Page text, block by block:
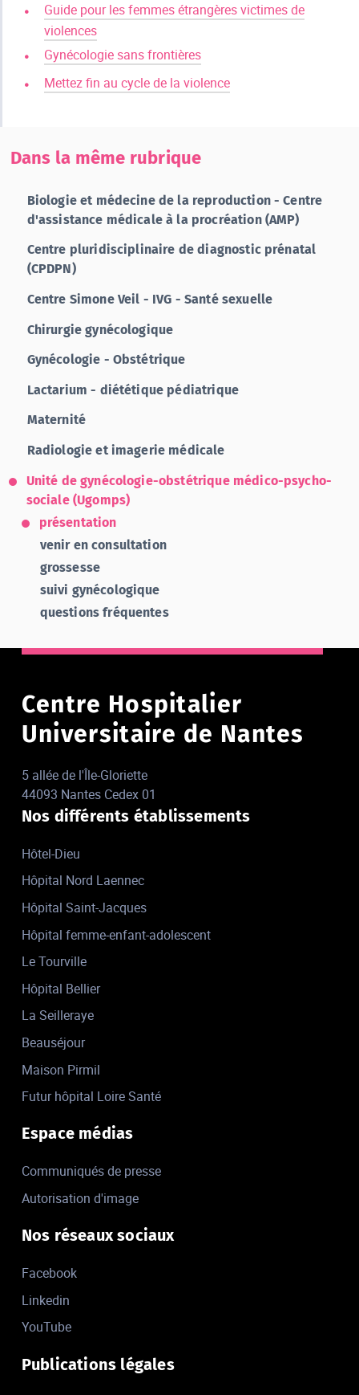
Guide pour les femmes étrangères victimes de
violences
Gynécologie sans frontières
Mettez fin au cycle de la violence
Dans la même rubrique
Biologie et médecine de la reproduction - Centre
d'assistance médicale à la procréation (AMP)
Centre pluridisciplinaire de diagnostic prénatal
(CPDPN)
Centre Simone Veil - IVG - Santé sexuelle
Chirurgie gynécologique
Gynécologie - Obstétrique
Lactarium - diététique pédiatrique
Maternité
Radiologie et imagerie médicale
Unité de gynécologie-obstétrique médico-psycho-
sociale (Ugomps)
présentation
venir en consultation
grossesse
suivi gynécologique
questions fréquentes
Centre Hospitalier
Universitaire de Nantes
5 allée de l'Île-Gloriette
44093 Nantes Cedex 01
Nos différents établissements
Hôtel-Dieu
Hôpital Nord Laennec
Hôpital Saint-Jacques
Hôpital femme-enfant-adolescent
Le Tourville
Hôpital Bellier
La Seilleraye
Beauséjour
Maison Pirmil
Futur hôpital Loire Santé
Espace médias
Communiqués de presse
Autorisation d'image
Nos réseaux sociaux
Facebook
Linkedin
YouTube
Publications légales